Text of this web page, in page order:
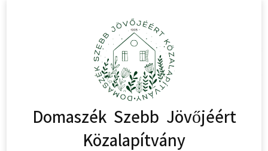
Domaszék Szebb Jövőjéért
Közalapítvány